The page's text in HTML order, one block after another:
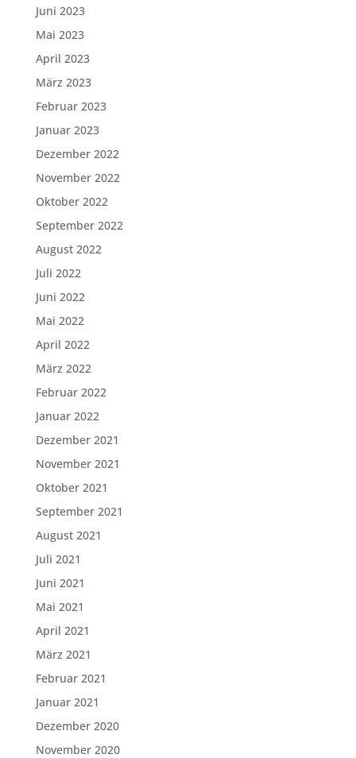
Juni 2023
Mai 2023
April 2023
März 2023
Februar 2023
Januar 2023
Dezember 2022
November 2022
Oktober 2022
September 2022
August 2022
Juli 2022
Juni 2022
Mai 2022
April 2022
März 2022
Februar 2022
Januar 2022
Dezember 2021
November 2021
Oktober 2021
September 2021
August 2021
Juli 2021
Juni 2021
Mai 2021
April 2021
März 2021
Februar 2021
Januar 2021
Dezember 2020
November 2020